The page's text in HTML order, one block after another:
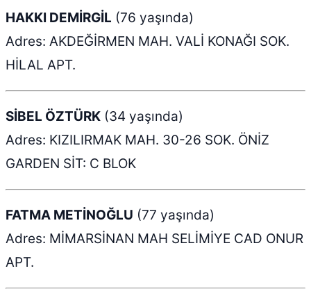
HAKKI DEMİRGİL (76 yaşında)
Adres: AKDEĞİRMEN MAH. VALİ KONAĞI SOK.
HİLAL APT.
SİBEL ÖZTÜRK (34 yaşında)
Adres: KIZILIRMAK MAH. 30-26 SOK. ÖNİZ
GARDEN SİT: C BLOK
FATMA METİNOĞLU (77 yaşında)
Adres: MİMARSİNAN MAH SELİMİYE CAD ONUR
APT.